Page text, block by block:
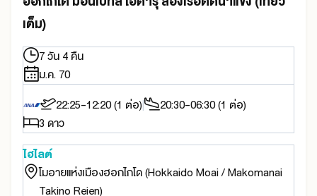
เต็ม)
7 วัน 4 คืน
ม.ค. 70
22:25-12:20 (1 ต่อ)
20:30-06:30 (1 ต่อ)
3 ดาว
ไฮไลต์
โมอายแห่งเมืองฮอกไกโด (Hokkaido Moai / Makomanai
Takino Reien)